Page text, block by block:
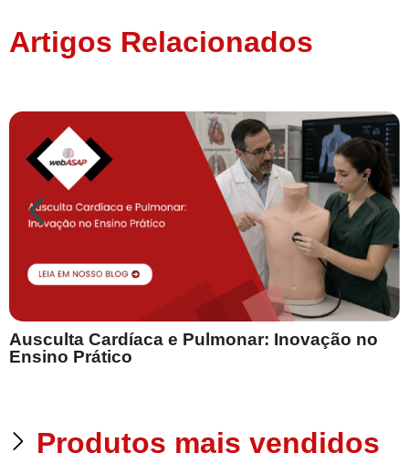
Artigos Relacionados
Ausculta Cardíaca e Pulmonar: Inovação no
Ensino Prático
Produtos mais vendidos